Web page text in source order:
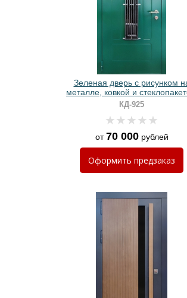
Зеленая дверь с рисунком
металле, ковкой и
КД-925
от70 000рублей
Оформить предзаказ